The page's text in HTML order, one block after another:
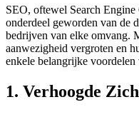
SEO, oftewel Search Engine
onderdeel geworden van de
bedrijven van elke omvang.
aanwezigheid vergroten en
enkele belangrijke
1. Verhoogde